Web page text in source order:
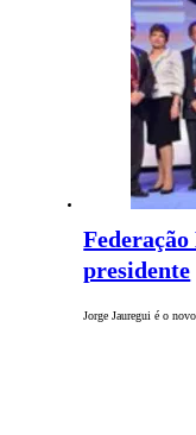
presidente
Jorge Jauregui é o